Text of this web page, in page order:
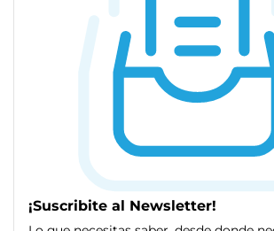
¡Suscribite al Newsletter!